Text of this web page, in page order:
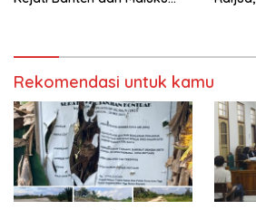
Rekomendasi untuk kamu